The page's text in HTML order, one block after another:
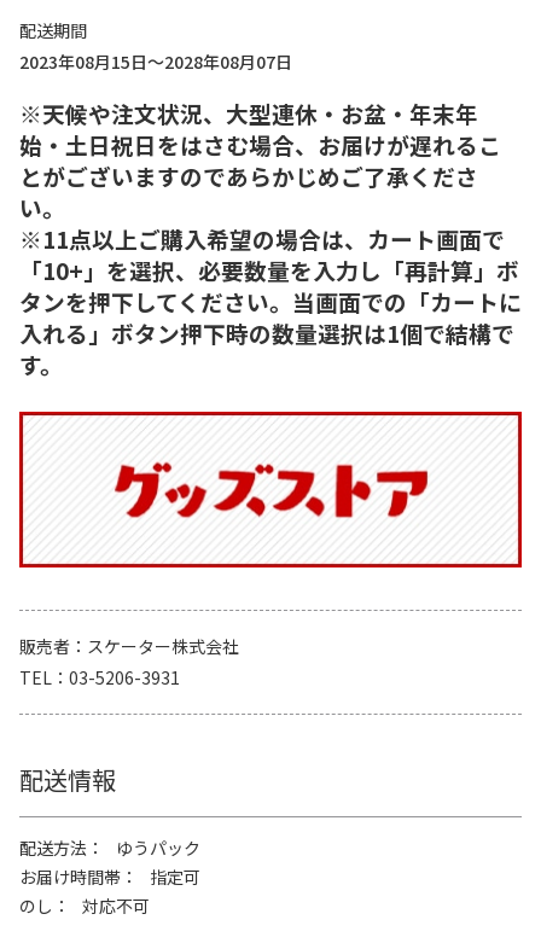
配送期間
2023年08月15日～2028年08月07日
※天候や注文状況、大型連休・お盆・年末年
始・土日祝日をはさむ場合、お届けが遅れるこ
とがございますのであらかじめご了承くださ
い。
※11点以上ご購入希望の場合は、カート画面で
「10+」を選択、必要数量を入力し「再計算」ボ
タンを押下してください。当画面での「カートに
入れる」ボタン押下時の数量選択は1個で結構で
す。
販売者
スケーター株式会社
TEL
03-5206-3931
配送情報
配送方法
ゆうパック
お届け時間帯
指定可
のし
対応不可